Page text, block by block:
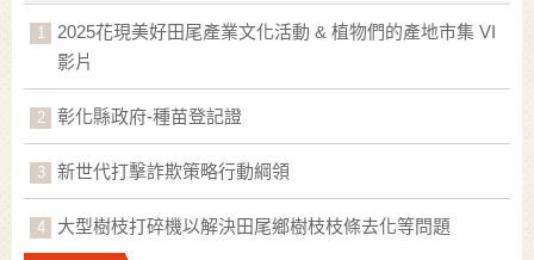
2025花現美好田尾產業文化活動 & 植物們的產地市集 VI
影片
彰化縣政府-種苗登記證
新世代打擊詐欺策略行動綱領
大型樹枝打碎機以解決田尾鄉樹枝枝條去化等問題